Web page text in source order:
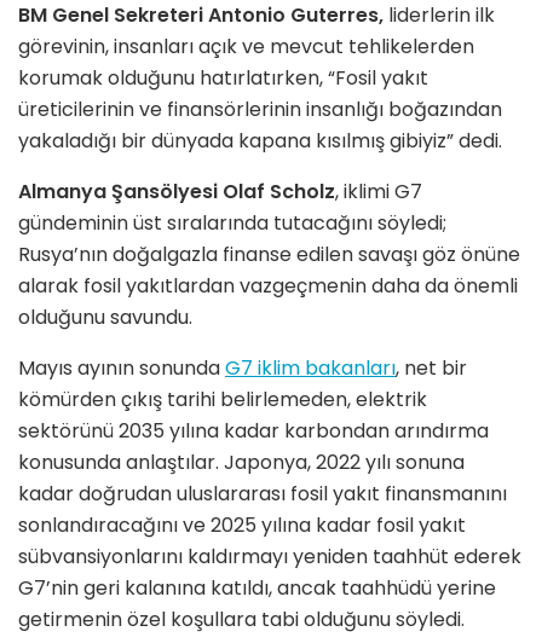
BM Genel Sekreteri Antonio Guterres, liderlerin ilk
görevinin, insanları açık ve mevcut tehlikelerden
korumak olduğunu hatırlatırken, “Fosil yakıt
üreticilerinin ve finansörlerinin insanlığı boğazından
yakaladığı bir dünyada kapana kısılmış gibiyiz” dedi.
Almanya Şansölyesi Olaf Scholz, iklimi G7
gündeminin üst sıralarında tutacağını söyledi;
Rusya’nın doğalgazla finanse edilen savaşı göz önüne
alarak fosil yakıtlardan vazgeçmenin daha da önemli
olduğunu savundu.
Mayıs ayının sonundaG7 iklim bakanları, net bir
kömürden çıkış tarihi belirlemeden, elektrik
sektörünü 2035 yılına kadar karbondan arındırma
konusunda anlaştılar. Japonya, 2022 yılı sonuna
kadar doğrudan uluslararası fosil yakıt finansmanını
sonlandıracağını ve 2025 yılına kadar fosil yakıt
sübvansiyonlarını kaldırmayı yeniden taahhüt ederek
G7’nin geri kalanına katıldı, ancak taahhüdü yerine
getirmenin özel koşullara tabi olduğunu söyledi.